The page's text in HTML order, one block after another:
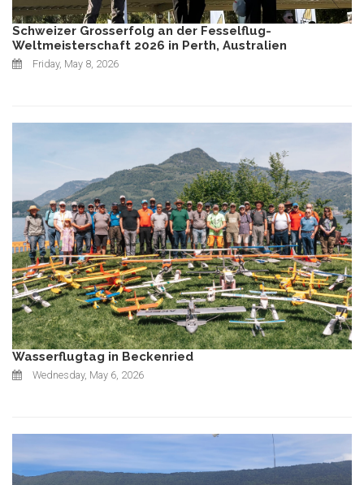
Schweizer Grosserfolg an der Fesselflug-
Weltmeisterschaft 2026 in Perth, Australien
Friday, May 8, 2026
Wasserflugtag in Beckenried
Wednesday, May 6, 2026